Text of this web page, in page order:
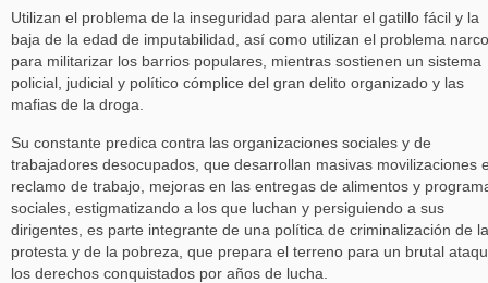
Utilizan el problema de la inseguridad para alentar el gatillo fácil y la
baja de la edad de imputabilidad, así como utilizan el problema narco
para militarizar los barrios populares, mientras sostienen un sistema
policial, judicial y político cómplice del gran delito organizado y las
mafias de la droga.
Su constante predica contra las organizaciones sociales y de
trabajadores desocupados, que desarrollan masivas movilizaciones
reclamo de trabajo, mejoras en las entregas de alimentos y
sociales, estigmatizando a los que luchan y persiguiendo a sus
dirigentes, es parte integrante de una política de criminalización de la
protesta y de la pobreza, que prepara el terreno para un brutal
los derechos conquistados por años de lucha.